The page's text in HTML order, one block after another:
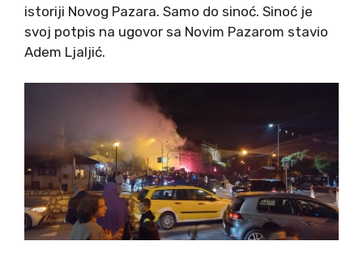
istoriji Novog Pazara. Samo do sinoć. Sinoć je
svoj potpis na ugovor sa Novim Pazarom stavio
Adem Ljaljić.